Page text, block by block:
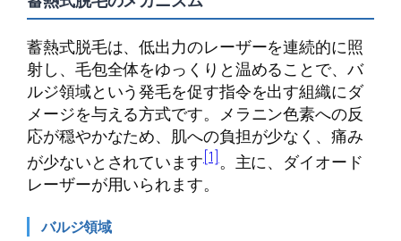
蓄熱式脱毛は、低出力のレーザーを連続的に照
射し、毛包全体をゆっくりと温めることで、バ
ルジ領域という発毛を促す指令を出す組織にダ
メージを与える方式です。メラニン色素への反
応が穏やかなため、肌への負担が少なく、痛み
が少ないとされています[1]。主に、ダイオード
レーザーが用いられます。
バルジ領域